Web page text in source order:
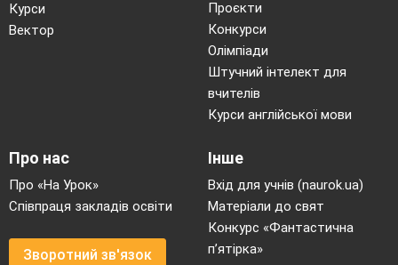
Курси
Вектор
Проєкти
Конкурси
Олімпіади
Штучний інтелект для
вчителів
Курси англійської мови
Про нас
Про «На Урок»
Співпраця закладів освіти
Зворотний зв'язок
Інше
Вхід для учнів (naurok.ua)
Матеріали до свят
Конкурс «Фантастична
п’ятірка»